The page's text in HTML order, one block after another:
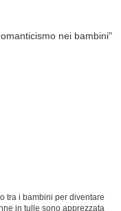
tra i bambini per diventare
in tulle sono apprezzata